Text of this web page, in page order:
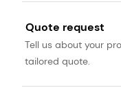
Quote request
Tell us about your
tailored quote.